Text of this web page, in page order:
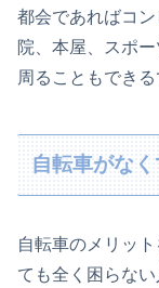
都会であればコ
院、本屋、スポ
周ることもできる
自転車がな
自転車のメリッ
ても全く困らな